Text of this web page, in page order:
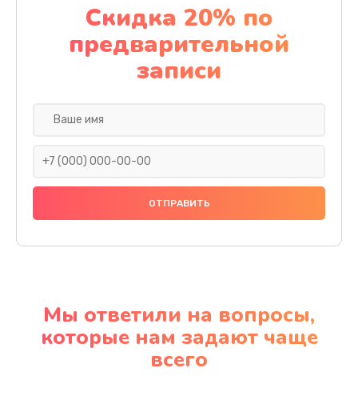
Скидка 20% по
предварительной
записи
Мы ответили на вопросы,
которые нам задают чаще
всего